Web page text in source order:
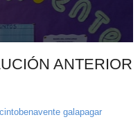
ANTERIOR
galapagar